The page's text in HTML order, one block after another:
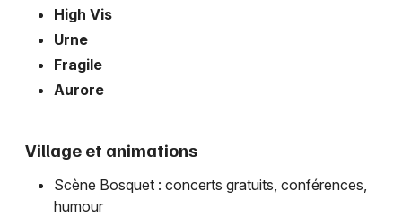
High Vis
Urne
Fragile
Aurore
Village et animations
Scène Bosquet : concerts gratuits, conférences,
humour